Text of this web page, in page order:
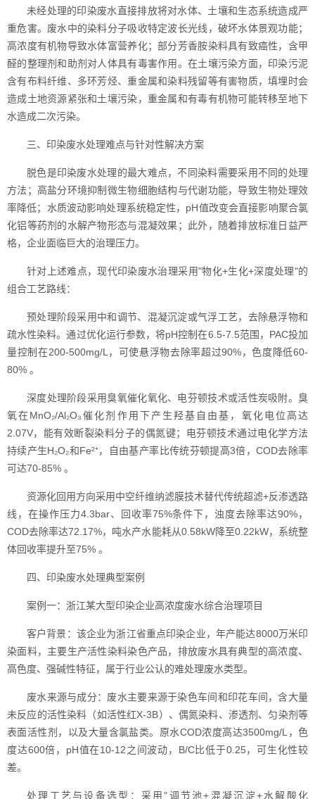
未经处理的印染废水直接排放将对水体、土壤和生态系统造成严
重危害。废水中的染料分子吸收特定波长光线，破坏水体景观功能；
高浓度有机物导致水体富营养化；部分芳香胺染料具有致癌性，含甲
醛的整理剂和助剂对人体具有毒害作用。在土壤污染方面，印染污泥
含有布料纤维、多环芳烃、重金属和染料残留等有害物质，填埋时会
造成土地资源紧张和土壤污染，重金属和有毒有机物可能转移至地下
水造成二次污染。
三、印染废水处理难点与针对性解决方案
脱色是印染废水处理的最大难点，不同染料需要采用不同的处理
方法；高盐分环境抑制微生物细胞结构与代谢功能，导致生物处理效
率降低；水质波动影响处理系统稳定性，pH值改变会直接影响聚合氯
化铝等药剂的水解产物形态与混凝效果；此外，随着排放标准日益严
格，企业面临巨大的治理压力。
针对上述难点，现代印染废水治理采用"物化+生化+深度处理"的
组合工艺路线：
预处理阶段采用中和调节、混凝沉淀或气浮工艺，去除悬浮物和
疏水性染料。通过优化运行参数，将pH控制在6.5-7.5范围，PAC投加
量控制在200-500mg/L，可使悬浮物去除率超过90%，色度降低60-
80% 。
深度处理阶段采用臭氧催化氧化、电芬顿技术或活性炭吸附。臭
氧在MnO₂/Al₂O₃催化剂作用下产生羟基自由基，氧化电位高达
2.07V，能有效断裂染料分子的偶氮键；电芬顿技术通过电化学方法
持续产生H₂O₂和Fe²⁺，自由基产率比传统芬顿提高3倍，COD去除率
可达70-85% 。
资源化回用方向采用中空纤维纳滤膜技术替代传统超滤+反渗透路
线，在操作压力4.3bar、回收率75%条件下，浊度去除率达90%，
COD去除率达72.17%，吨水产水能耗从0.58kW降至0.22kW，系统整
体回收率提升至75% 。
四、印染废水处理典型案例
案例一：浙江某大型印染企业高浓度废水综合治理项目
客户背景：该企业为浙江省重点印染企业，年产能达8000万米印
染面料，主要生产活性染料染色产品，排放废水具有典型的高浓度、
高色度、强碱性特征，属于行业公认的难处理废水类型。
废水来源与成分：废水主要来源于染色车间和印花车间，含大量
未反应的活性染料（如活性红X-3B）、偶氮染料、渗透剂、匀染剂等
表面活性剂，以及大量含氯盐类。原水COD浓度高达3500mg/L，色
度达600倍，pH值在10-12之间波动，B/C比低于0.25，可生化性较
差。
处理工艺与设备选型：采用"调节池+混凝沉淀+水解酸化